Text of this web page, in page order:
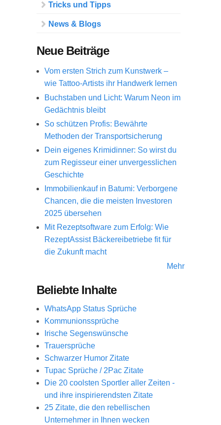
Tricks und Tipps
News & Blogs
Neue Beiträge
Vom ersten Strich zum Kunstwerk –
wie Tattoo-Artists ihr Handwerk lernen
Buchstaben und Licht: Warum Neon im
Gedächtnis bleibt
So schützen Profis: Bewährte
Methoden der Transportsicherung
Dein eigenes Krimidinner: So wirst du
zum Regisseur einer unvergesslichen
Geschichte
Immobilienkauf in Batumi: Verborgene
Chancen, die die meisten Investoren
2025 übersehen
Mit Rezeptsoftware zum Erfolg: Wie
RezeptAssist Bäckereibetriebe fit für
die Zukunft macht
Mehr
Beliebte Inhalte
WhatsApp Status Sprüche
Kommunionssprüche
Irische Segenswünsche
Trauersprüche
Schwarzer Humor Zitate
Tupac Sprüche / 2Pac Zitate
Die 20 coolsten Sportler aller Zeiten -
und ihre inspirierendsten Zitate
25 Zitate, die den rebellischen
Unternehmer in Ihnen wecken